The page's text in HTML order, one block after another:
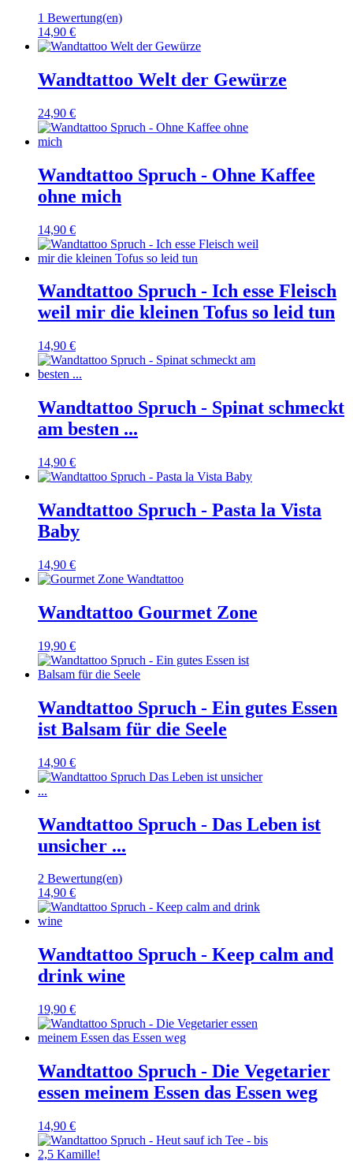
1 Bewertung(en)
14,90 €
Wandtattoo Welt der Gewürze
24,90 €
Wandtattoo Spruch - Ohne Kaffee
ohne mich
14,90 €
Wandtattoo Spruch - Ich esse Fleisch
weil mir die kleinen Tofus so leid tun
14,90 €
Wandtattoo Spruch - Spinat schmeckt
am besten ...
14,90 €
Wandtattoo Spruch - Pasta la Vista
Baby
14,90 €
Wandtattoo Gourmet Zone
19,90 €
Wandtattoo Spruch - Ein gutes Essen
ist Balsam für die Seele
14,90 €
Wandtattoo Spruch - Das Leben ist
unsicher ...
2 Bewertung(en)
14,90 €
Wandtattoo Spruch - Keep calm and
drink wine
19,90 €
Wandtattoo Spruch - Die Vegetarier
essen meinem Essen das Essen weg
14,90 €